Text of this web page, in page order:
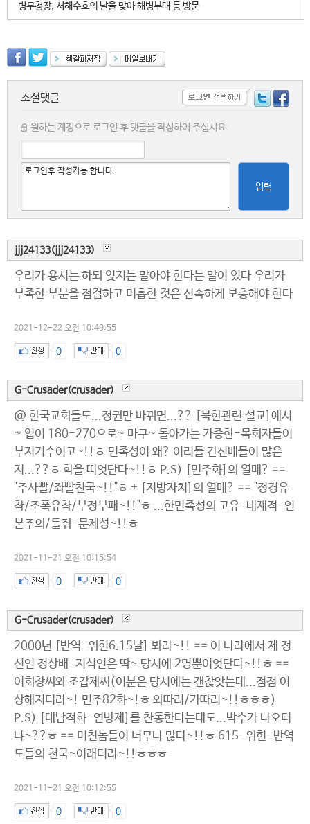
병무청장, 서해수호의 날을 맞아 해병부대 등 방문
소셜댓글
원하는 계정으로 로그인 후 댓글을 작성하여 주십시요.
입력
jjj24133(jjj24133)
우리가 용서는 하되 잊지는 말아야 한다는 말이 있다 우리가
부족한 부분을 점검하고 미흡한 것은 신속하게 보충해야 한다
2021-12-22 오전 10:49:55
0 0
G-Crusader(crusader)
@ 한국교회들도...정권만 바뀌면...?? [북한관련 설교]에서
~ 입이 180-270으로~ 마구~ 돌아가는 가증한-목회자들이
부지기수이고~!!ㅎ 민족성이 왜? 이리들 간신배들이 많은
지...??ㅎ 학을 띠엇단다~!!ㅎ P.S) [민주화]의 열매? ==
"주사빨/좌빨천국~!!"ㅎ + [지방자치]의 열매? == "정경유
착/조폭유착/부정부패~!!"ㅎ ...한민족성의 고유-내재적-인
본주의/들쥐-문제성~!!ㅎ
2021-11-21 오전 10:15:54
0 0
G-Crusader(crusader)
2000년 [반역-위헌6.15날] 봐라~!! == 이 나라에서 제 정
신인 정상배-지식인은 딱~ 당시에 2명뿐이엇단다~!!ㅎ ==
이회창씨와 조갑제씨(이분은 당시에는 갠찮앗는데...점점 이
상해지더라~! 민주82화~!ㅎ 와따리/가따리~!!ㅎㅎㅎ)
P.S) [대남적화-연방제]를 찬동한다는데도...박수가 나오더
냐~??ㅎ == 미친놈들이 너무나 많다~!!ㅎ 615-위헌-반역
도들의 천국~이래더라~!!ㅎㅎㅎ
2021-11-21 오전 10:12:55
0 0